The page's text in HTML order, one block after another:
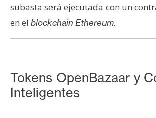
t
a
s
P
r
e
subasta será ejecutada con un
en el blockchain Ethereum.
Tokens OpenBazaar y
Inteligentes